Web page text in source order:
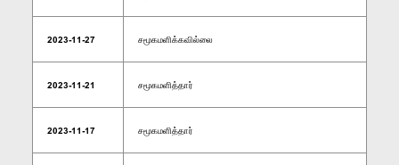
2023-11-27 சமூகமளிக்கவில்லை
2023-11-21 சமூகமளித்தார்
2023-11-17 சமூகமளித்தார்